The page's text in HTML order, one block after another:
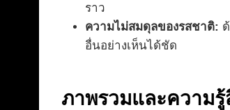
ราว
ความไม่สมดุลของรสชาติ:
อื่นอย่างเห็นได้ชัด
ภาพรวมและความรู้